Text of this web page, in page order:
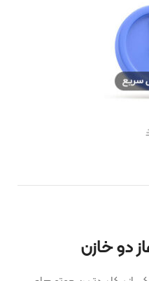
دو خازن